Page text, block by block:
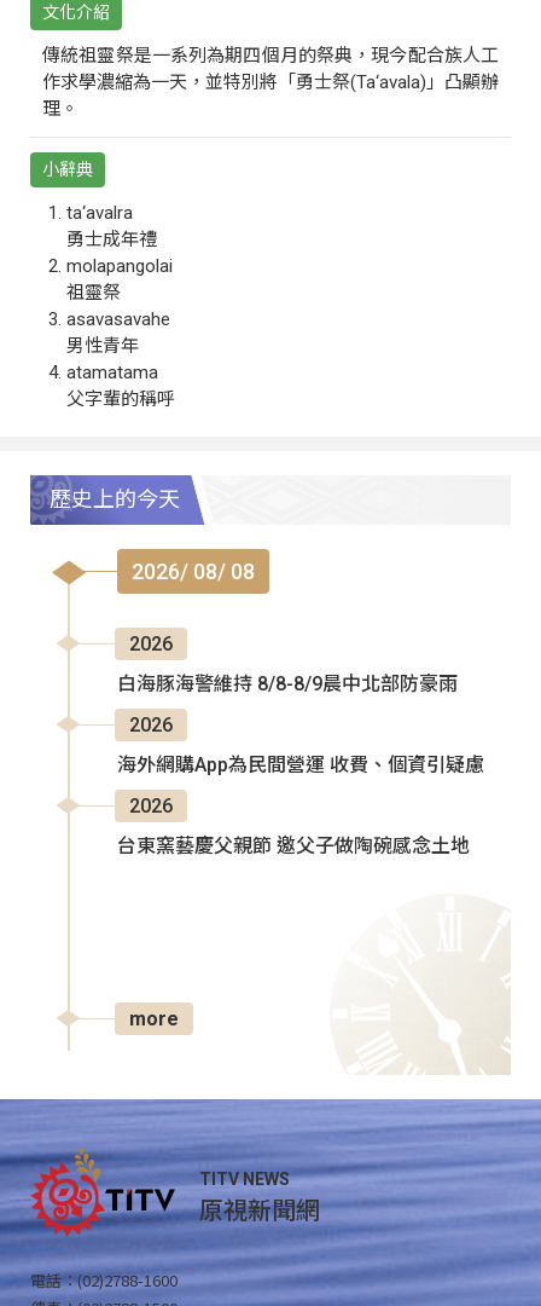
文化介紹
傳統祖靈祭是一系列為期四個月的祭典，現今配合族人工
作求學濃縮為一天，並特別將「勇士祭(Ta‘avala)」凸顯辦
理。
小辭典
ta‘avalra
勇士成年禮
molapangolai
祖靈祭
asavasavahe
男性青年
atamatama
父字輩的稱呼
歷史上的今天
2026/ 08/ 08
2026
白海豚海警維持 8/8-8/9晨中北部防豪雨
2026
海外網購App為民間營運 收費、個資引疑慮
2026
台東窯藝慶父親節 邀父子做陶碗感念土地
more
TITV NEWS
原視新聞網
電話：(02)2788-1600